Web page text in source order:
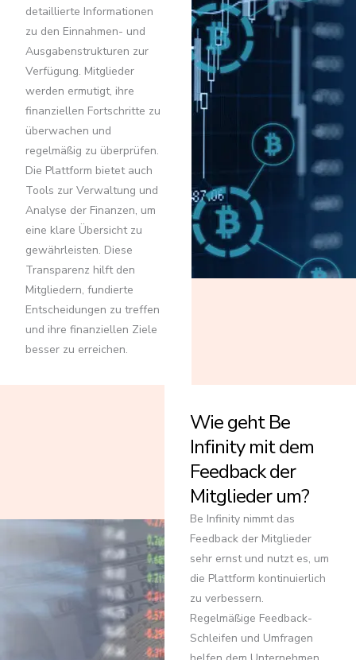
detaillierte Informationen
zu den Einnahmen- und
Ausgabenstrukturen zur
Verfügung. Mitglieder
werden ermutigt, ihre
finanziellen Fortschritte zu
überwachen und
regelmäßig zu überprüfen.
Die Plattform bietet auch
Tools zur Verwaltung und
Analyse der Finanzen, um
eine klare Übersicht zu
gewährleisten. Diese
Transparenz hilft den
Mitgliedern, fundierte
Entscheidungen zu treffen
und ihre finanziellen Ziele
besser zu erreichen.
Wie geht Be
Infinity mit dem
Feedback der
Mitglieder um?
Be Infinity nimmt das
Feedback der Mitglieder
sehr ernst und nutzt es, um
die Plattform kontinuierlich
zu verbessern.
Regelmäßige Feedback-
Schleifen und Umfragen